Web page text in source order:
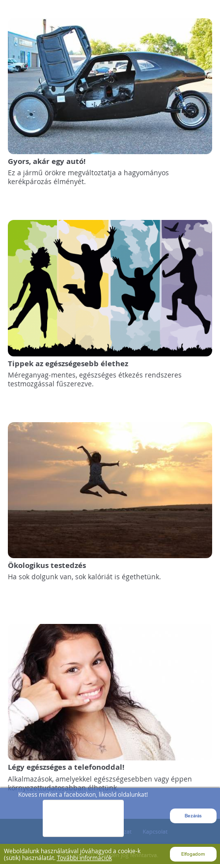
Kövess minket a facebookon, likeold oldalunkat!
Bezárás
Weboldalunk használatával jóváhagyod a cookie-k
(sütik) használatát.További információk Elfogadom
Gyors, akár egy autó!
Ez a jármű örökre megváltoztatja a hagyományos
kerékpározás élményét.
Tippek az egészségesebb élethez
Méreganyag-mentes, egészséges étkezés rendszeres
testmozgással fűszerezve.
Ökologikus testedzés
Ha sok dolgunk van, sok kalóriát is égethetünk.
Légy egészséges a telefonoddal!
Alkalmazások, amelyekkel egészségesebben vagy éppen
környezettudatosabban élhetünk.